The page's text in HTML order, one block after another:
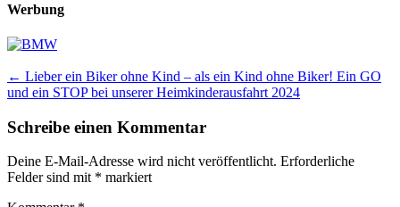
Werbung
Post
navigation
← Lieber ein Biker ohne Kind – als ein Kind ohne Biker! Ein GO
und ein STOP bei unserer Heimkinderausfahrt 2024
Schreibe einen Kommentar
Deine E-Mail-Adresse wird nicht veröffentlicht. Erforderliche
Felder sind mit * markiert